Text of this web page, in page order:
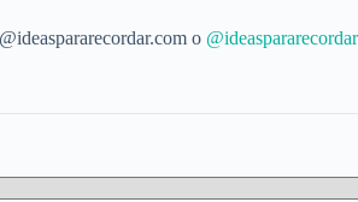
o @ideaspararecordar